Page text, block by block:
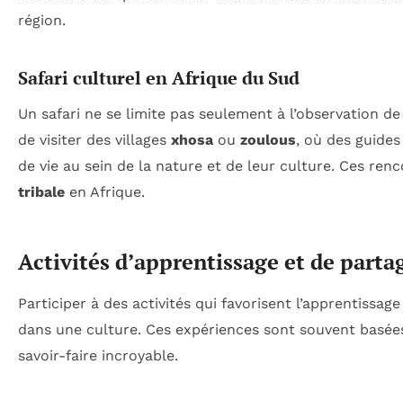
région.
Safari culturel en Afrique du Sud
Un safari ne se limite pas seulement à l’observation
de visiter des villages xhosa ou zoulous, où des
de vie au sein de la nature et de leur culture. Ces
tribale en Afrique.
Activités d’apprentissage et de
Participer à des activités qui favorisent
dans une culture. Ces expériences sont souvent
savoir-faire incroyable.